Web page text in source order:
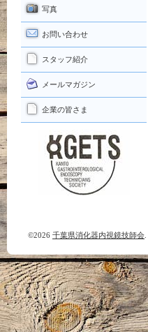
写真
お問い合わせ
スタッフ紹介
メールマガジン
企業の皆さま
©2026 千葉県消化器内視鏡技師会